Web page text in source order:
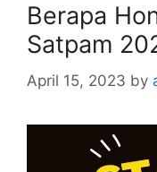
Berapa
Satpam
April 15, 2023 by